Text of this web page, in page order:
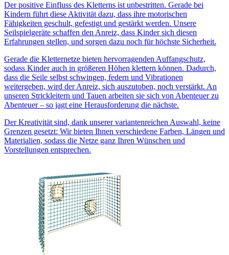
Der positive Einfluss des Kletterns ist unbestritten. Gerade bei
Kindern führt diese Aktivität dazu, dass ihre motorischen
Fähigkeiten geschult, gefestigt und gestärkt werden. Unsere
Seilspielgeräte schaffen den Anreiz, dass Kinder sich diesen
Erfahrungen stellen, und sorgen dazu noch für höchste Sicherheit.
Gerade die Kletternetze bieten hervorragenden Auffangschutz,
sodass Kinder auch in größeren Höhen klettern können. Dadurch,
dass die Seile selbst schwingen, federn und Vibrationen
weitergeben, wird der Anreiz, sich auszutoben, noch verstärkt. An
unseren Strickleitern und Tauen arbeiten sie sich von Abenteuer zu
Abenteuer – so jagt eine Herausforderung die nächste.
Der Kreativität sind, dank unserer variantenreichen Auswahl, keine
Grenzen gesetzt: Wir bieten Ihnen verschiedene Farben, Längen und
Materialien, sodass die Netze ganz Ihren Wünschen und
Vorstellungen entsprechen.